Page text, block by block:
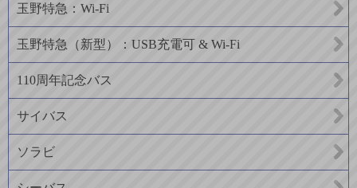
玉野特急：Wi-Fi
玉野特急（新型）：USB充電可 & Wi-Fi
110周年記念バス
サイバス
ソラビ